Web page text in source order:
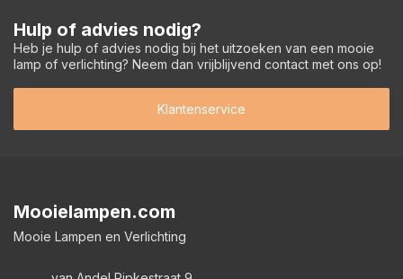
Hulp of advies nodig?
Heb je hulp of advies nodig bij het uitzoeken van een mooie
lamp of verlichting? Neem dan vrijblijvend contact met ons op!
Klantenservice
Mooielampen.com
Mooie Lampen en Verlichting